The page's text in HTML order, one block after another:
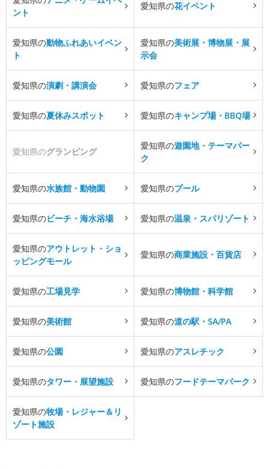
ント
愛知県の花イベント
愛知県の動物ふれあいイベン
ト
愛知県の美術展・博物展・展
示会
愛知県の演劇・講演会 愛知県のフェア
愛知県の夏休みスポット 愛知県のキャンプ場・BBQ場
愛知県のグランピング
愛知県の遊園地・テーマパー
ク
愛知県の水族館・動物園 愛知県のプール
愛知県のビーチ・海水浴場 愛知県の温泉・スパリゾート
愛知県のアウトレット・ショ
ッピングモール
愛知県の商業施設・百貨店
愛知県の工場見学 愛知県の博物館・科学館
愛知県の美術館 愛知県の道の駅・SA/PA
愛知県の公園 愛知県のアスレチック
愛知県のタワー・展望施設 愛知県のフードテーマパーク
愛知県の牧場・レジャー＆リ
ゾート施設